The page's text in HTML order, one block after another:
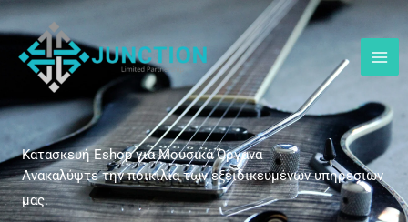
Μετάβαση
στο
περιεχόμενο
Κατασκευή Eshop για Μουσικά Όργανα
Ανακαλύψτε την ποικιλία των εξειδικευμένων υπηρεσιών
μας.